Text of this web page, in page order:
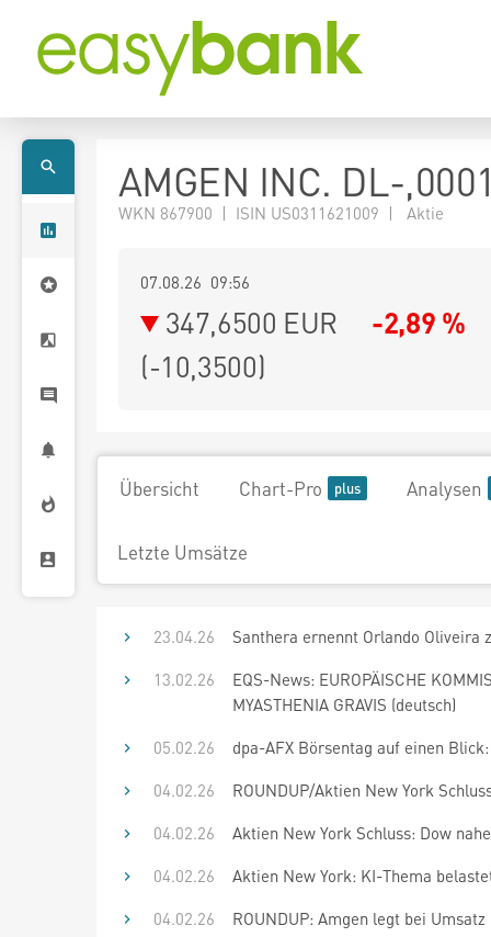
AMGEN INC. DL-
WKN 867900 | ISIN US0311621009 | Aktie
07.08.26 09:56
347,6500 EUR
-2,89 %
(-10,3500)
Übersicht Chart-Pro Analysen
Letzte Umsätze
23.04.26
Santhera ernennt Orlando Oliveira
13.02.26
EQS-News: EUROPÄISCHE
MYASTHENIA GRAVIS (deutsch)
05.02.26
dpa-AFX Börsentag auf einen
04.02.26
ROUNDUP/Aktien New York
04.02.26
Aktien New York Schluss: Dow
04.02.26
Aktien New York: KI-Thema
04.02.26
ROUNDUP: Amgen legt bei